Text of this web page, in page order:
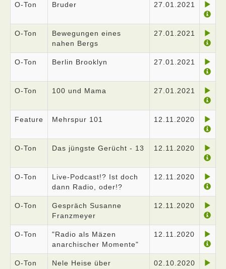
O-Ton Bruder 27.01.2021
O-Ton
Bewegungen eines
nahen Bergs
27.01.2021
O-Ton Berlin Brooklyn 27.01.2021
O-Ton 100 und Mama 27.01.2021
Feature Mehrspur 101 12.11.2020
O-Ton Das jüngste Gerücht - 13 12.11.2020
O-Ton
Live-Podcast!? Ist doch
dann Radio, oder!?
12.11.2020
O-Ton
Gespräch Susanne
Franzmeyer
12.11.2020
O-Ton
"Radio als Mäzen
anarchischer Momente"
12.11.2020
O-Ton Nele Heise über 02.10.2020